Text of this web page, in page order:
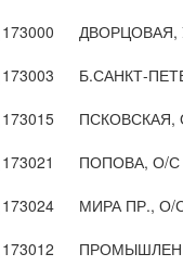
173000
ДВОРЦОВАЯ,
173003
Б.САНКТ-
173015
ПСКОВСКАЯ,
173021
ПОПОВА, О/С
173024
МИРА ПР., О/
173012